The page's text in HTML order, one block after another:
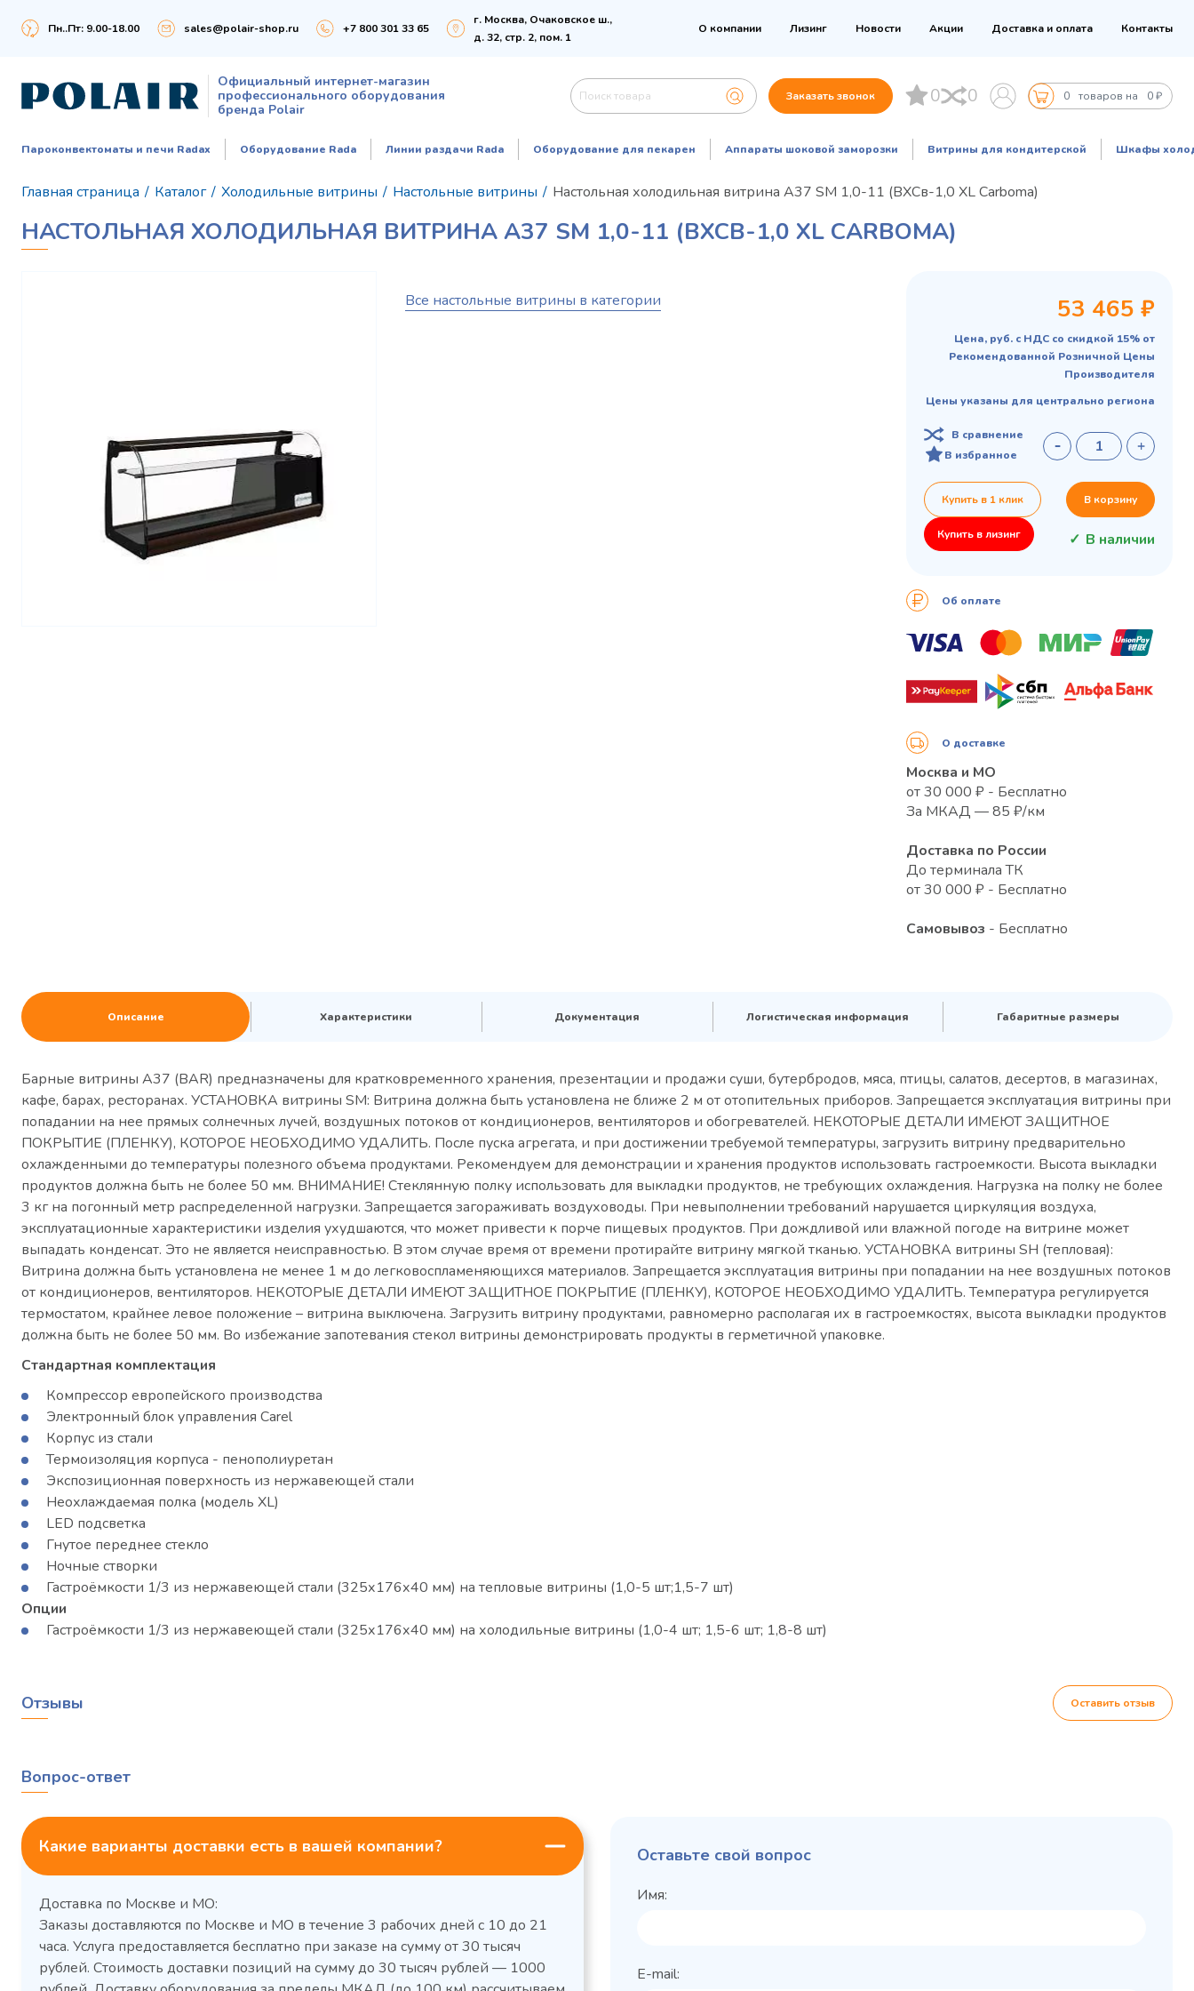
Пн..Пт: 9.00-18.00 sales@polair-shop.ru +7 800 301 33 65
г. Москва, Очаковское ш.,
д. 32, стр. 2, пом. 1
О компании Лизинг Новости Акции Доставка и оплата Контакты
Официальный интернет-магазин
профессионального оборудования
бренда Polair
Заказать звонок 0 0 0 товаров на 0 ₽
Пароконвектоматы и печи Radax Оборудование Rada Линии раздачи Rada Оборудование для пекарен Аппараты шоковой заморозки Витрины для кондитерской Шкафы
Главная страница / Каталог / Холодильные витрины / Настольные витрины / Настольная холодильная витрина A37 SM 1,0-11 (ВХСв-1,0 XL Сarboma)
НАСТОЛЬНАЯ ХОЛОДИЛЬНАЯ ВИТРИНА A37 SM 1,0-11 (ВХСВ-1,0 XL СARBOMA)
Все настольные витрины в категории 53 465 ₽
Цена, руб. с НДС со скидкой 15% от
Рекомендованной Розничной Цены
Производителя
Цены указаны для центрально региона
В сравнение
В избранное
Купить в 1 клик В корзину
Купить в лизинг В наличии
Об оплате
О доставке
Москва и МО
от 30 000 ₽ - Бесплатно
За МКАД — 85 ₽/км
Доставка по России
До терминала ТК
от 30 000 ₽ - Бесплатно
Самовывоз - Бесплатно
Описание Характеристики Документация Логистическая информация Габаритные размеры
Барные витрины A37 (BAR) предназначены для кратковременного хранения, презентации и продажи суши, бутербродов, мяса, птицы, салатов, десертов, в магазинах,
кафе, барах, ресторанах. УСТАНОВКА витрины SM: Витрина должна быть установлена не ближе 2 м от отопительных приборов. Запрещается эксплуатация витрины при
попадании на нее прямых солнечных лучей, воздушных потоков от кондиционеров, вентиляторов и обогревателей. НЕКОТОРЫЕ ДЕТАЛИ ИМЕЮТ ЗАЩИТНОЕ
ПОКРЫТИЕ (ПЛЕНКУ), КОТОРОЕ НЕОБХОДИМО УДАЛИТЬ. После пуска агрегата, и при достижении требуемой температуры, загрузить витрину предварительно
охлажденными до температуры полезного объема продуктами. Рекомендуем для демонстрации и хранения продуктов использовать гастроемкости. Высота выкладки
продуктов должна быть не более 50 мм. ВНИМАНИЕ! Стеклянную полку использовать для выкладки продуктов, не требующих охлаждения. Нагрузка на полку не более
3 кг на погонный метр распределенной нагрузки. Запрещается загораживать воздуховоды. При невыполнении требований нарушается циркуляция воздуха,
эксплуатационные характеристики изделия ухудшаются, что может привести к порче пищевых продуктов. При дождливой или влажной погоде на витрине может
выпадать конденсат. Это не является неисправностью. В этом случае время от времени протирайте витрину мягкой тканью. УСТАНОВКА витрины SH (тепловая):
Витрина должна быть установлена не менее 1 м до легковоспламеняющихся материалов. Запрещается эксплуатация витрины при попадании на нее воздушных потоков
от кондиционеров, вентиляторов. НЕКОТОРЫЕ ДЕТАЛИ ИМЕЮТ ЗАЩИТНОЕ ПОКРЫТИЕ (ПЛЕНКУ), КОТОРОЕ НЕОБХОДИМО УДАЛИТЬ. Температура регулируется
термостатом, крайнее левое положение – витрина выключена. Загрузить витрину продуктами, равномерно располагая их в гастроемкостях, высота выкладки продуктов
должна быть не более 50 мм. Во избежание запотевания стекол витрины демонстрировать продукты в герметичной упаковке.
Стандартная комплектация
Компрессор европейского производства
Электронный блок управления Carel
Корпус из стали
Термоизоляция корпуса - пенополиуретан
Экспозиционная поверхность из нержавеющей стали
Неохлаждаемая полка (модель XL)
LED подсветка
Гнутое переднее стекло
Ночные створки
Гастроёмкости 1/3 из нержавеющей стали (325х176х40 мм) на тепловые витрины (1,0-5 шт;1,5-7 шт)
Опции
Гастроёмкости 1/3 из нержавеющей стали (325х176х40 мм) на холодильные витрины (1,0-4 шт; 1,5-6 шт; 1,8-8 шт)
Отзывы Оставить отзыв
Вопрос-ответ
Какие варианты доставки есть в вашей компании?
Доставка по Москве и МО:
Заказы доставляются по Москве и МО в течение 3 рабочих дней с 10 до 21
часа. Услуга предоставляется бесплатно при заказе на сумму от 30 тысяч
рублей. Стоимость доставки позиций на сумму до 30 тысяч рублей — 1000
Оставьте свой вопрос
Имя:
E-mail: